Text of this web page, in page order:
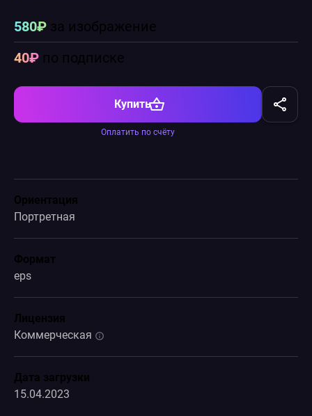
580₽за изображение
40₽по подписке
Купить
Оплатить по счёту
Ориентация
Портретная
Формат
eps
Лицензия
Коммерческая
Дата загрузки
15.04.2023